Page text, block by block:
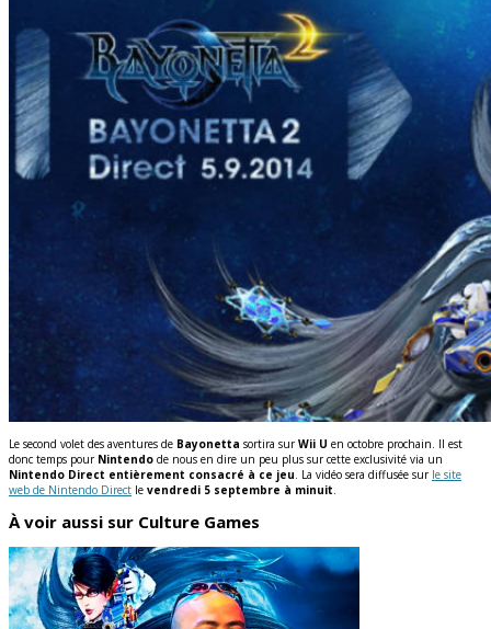
Le second volet des aventures de Bayonetta sortira surWii U en octobre prochain. Il est
donc temps pour Nintendo de nous en dire un peu plus sur cette exclusivité via un
Nintendo Direct entièrement consacré à ce jeu. La vidéo sera diffusée sur le site
web de Nintendo Direct le vendredi 5 septembre à minuit.
À voir aussi sur Culture Games